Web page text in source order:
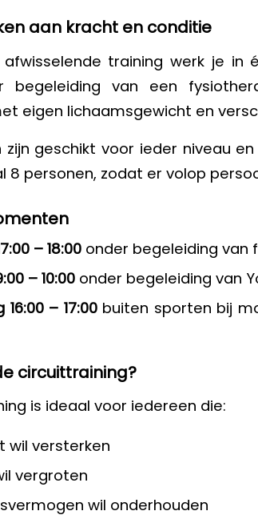
aan kracht en conditie
afwisselende training werk je in
begeleiding van een
eigen lichaamsgewicht en
zijn geschikt voor ieder niveau
8 personen, zodat er volop
– 18:00 onder begeleiding van
– 10:00 onder begeleiding van
– 17:00buiten sporten bij
circuittraining?
is ideaal voor iedereen die:
wil versterken
vergroten
wil onderhouden